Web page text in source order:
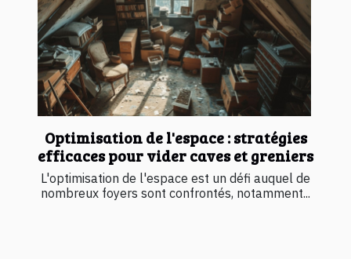
Optimisation de l'espace : stratégies
efficaces pour vider caves et greniers
L'optimisation de l'espace est un défi auquel de
nombreux foyers sont confrontés, notamment...